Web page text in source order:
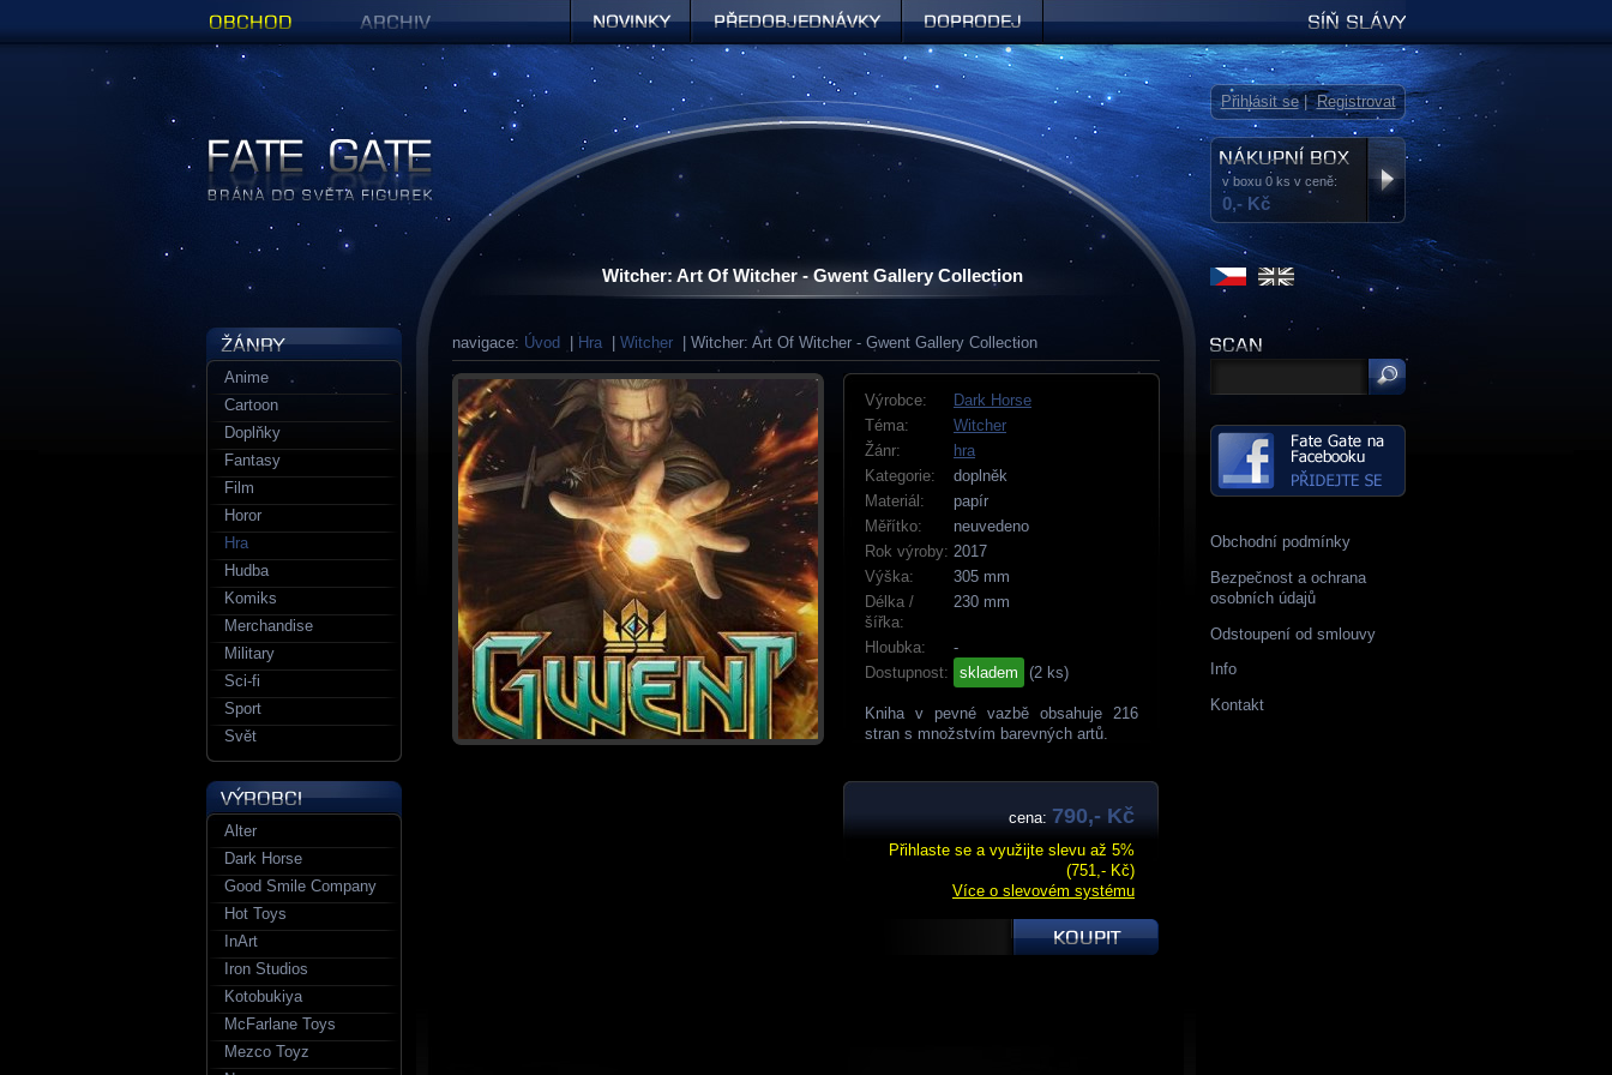
Witcher: Art Of Witcher - Gwent Gallery Collection
navigace: Úvod Hra Witcher | Witcher: Art Of Witcher - Gwent Gallery Collection
Výrobce:
Dark Horse
Téma:
Witcher
Žánr:
hra
Kategorie:
doplněk
Materiál:
papír
Měřítko:
neuvedeno
Rok výroby: 2017
Výška:
305 mm
Délka /
šířka:
230 mm
Hloubka:
-
Dostupnost:
skladem (2 ks)
Kniha v pevné vazbě obsahuje 216
stran s množstvím barevných artů.
cena: 790,- Kč
Přihlaste se a využijte slevu až 5%
(751,- Kč)
Více o slevovém systému
Obchodní podmínky
Bezpečnost a ochrana
osobních údajů
Odstoupení od smlouvy
Info
Kontakt
Anime
Cartoon
Doplňky
Fantasy
Film
Horor
Hra
Hudba
Komiks
Merchandise
Military
Sci-fi
Sport
Svět
Alter
Dark Horse
Good Smile Company
Hot Toys
InArt
Iron Studios
Kotobukiya
McFarlane Toys
Mezco Toyz
Figurky a sošky | Fate Gate
v boxu 0 ks v ceně:
0,- Kč
Přihlásit se|Registrovat
Předobjednávky Síň slávy